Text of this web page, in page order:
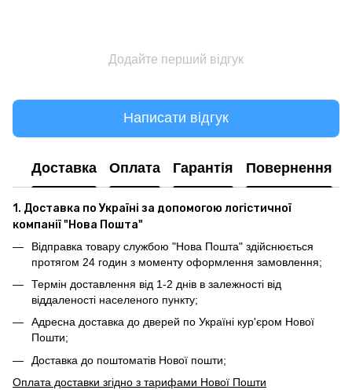
Додайте перший відгук
Написати відгук
Доставка Оплата Гарантія Повернення
1. Доставка по Україні за допомогою логістичної
компанії "Нова Пошта"
Відправка товару службою "Нова Пошта" здійснюється
протягом 24 годин з моменту оформлення замовлення;
Термін доставлення від 1-2 днів в залежності від
віддаленості населеного пункту;
Адресна доставка до дверей по Україні кур'єром Нової
Пошти;
Доставка до поштоматів Нової пошти;
Оплата доставки згідно з тарифами Нової Пошти